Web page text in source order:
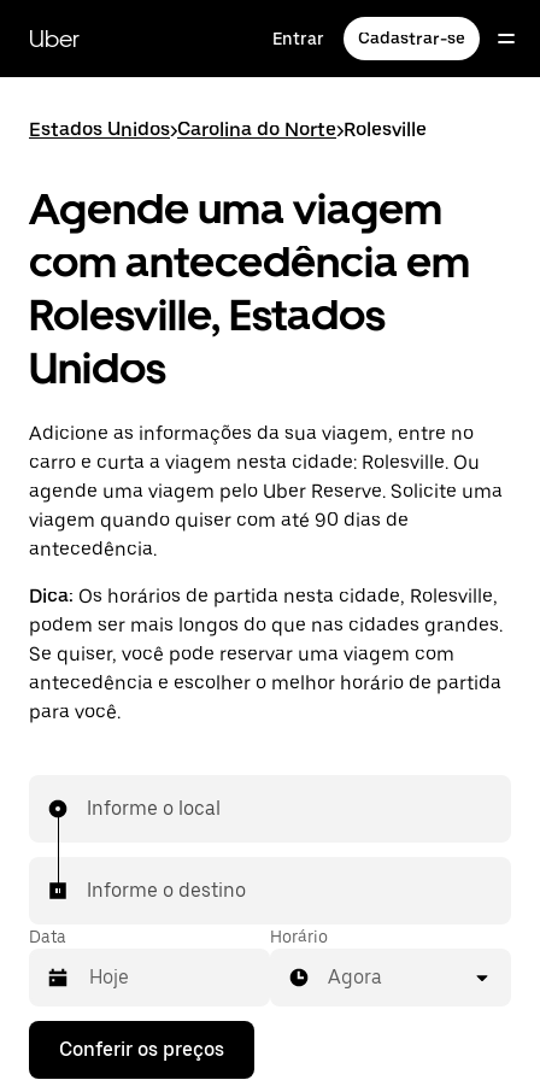
para
conteúdo
Uber Entrar Cadastrar-se
Estados Unidos>Carolina do Norte>Rolesville
Agende uma viagem
com antecedência em
Rolesville, Estados
Unidos
Adicione as informações da sua viagem, entre no
carro e curta a viagem nesta cidade: Rolesville. Ou
agende uma viagem pelo Uber Reserve. Solicite uma
viagem quando quiser com até 90 dias de
antecedência.
Dica: Os horários de partida nesta cidade, Rolesville,
podem ser mais longos do que nas cidades grandes.
Se quiser, você pode reservar uma viagem com
antecedência e escolher o melhor horário de partida
para você.
Informe o local
Informe o destino
Data
Pressione
Horário
Agora
Conferir os preços